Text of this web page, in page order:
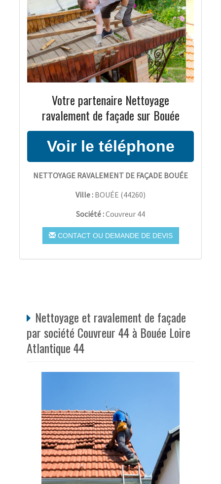
Votre partenaire Nettoyage
ravalement de façade sur Bouée
NETTOYAGE RAVALEMENT DE FAÇADE BOUÉE
Ville : BOUÉE (44260)
Société :Couvreur 44
CONTACT OU DEMANDE DE DEVIS
Nettoyage et ravalement de façade
par société Couvreur 44 à Bouée Loire
Atlantique 44